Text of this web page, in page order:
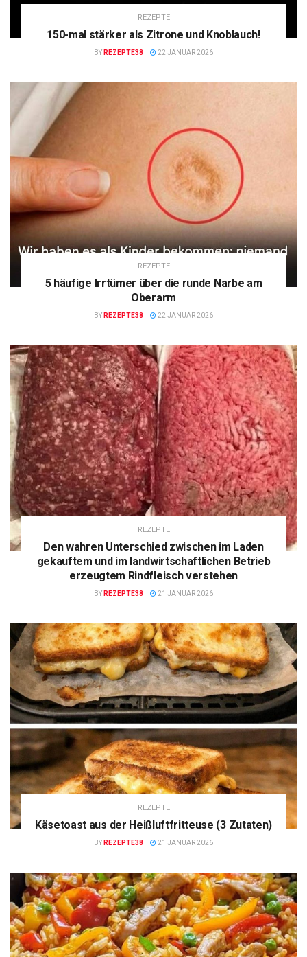
REZEPTE
150-mal stärker als Zitrone und Knoblauch!
BY REZEPTE38 22 JANUAR 2026
REZEPTE
5 häufige Irrtümer über die runde Narbe am
Oberarm
BY REZEPTE38 22 JANUAR 2026
REZEPTE
Den wahren Unterschied zwischen im Laden
gekauftem und im landwirtschaftlichen Betrieb
erzeugtem Rindfleisch verstehen
BY REZEPTE38 21 JANUAR 2026
REZEPTE
Käsetoast aus der Heißluftfritteuse (3 Zutaten)
BY REZEPTE38 21 JANUAR 2026